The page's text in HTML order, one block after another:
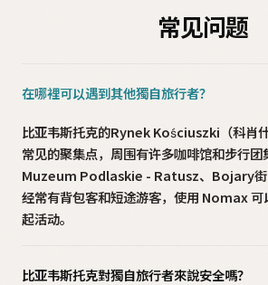
常见问题
在哪裡可以遇到其他獨自旅行者？
比亚韦斯托克的Rynek Kościuszki（科肖
常见的聚集点，周围有许多咖啡馆和步行
Muzeum Podlaskie - Ratusz、Bojary街
经常有背包客和短途游客，使用 Nomax 可
起活动。
比亚韦斯托克對獨自旅行者來說安全嗎？